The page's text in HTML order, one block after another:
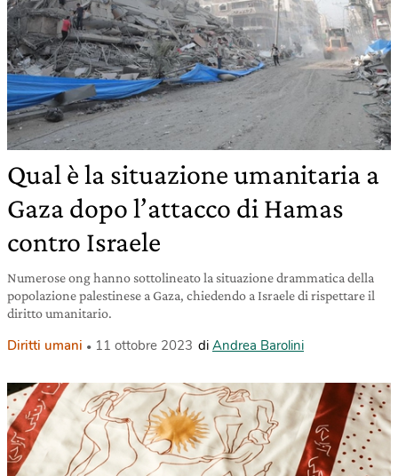
Qual è la situazione umanitaria a
Gaza dopo l’attacco di Hamas
contro Israele
Numerose ong hanno sottolineato la situazione drammatica della
popolazione palestinese a Gaza, chiedendo a Israele di rispettare il
diritto umanitario.
Diritti umani 11 ottobre 2023 di Andrea Barolini